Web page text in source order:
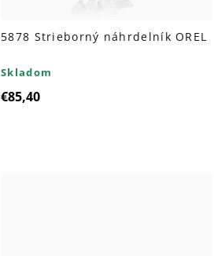
5878 Strieborný náhrdelník OREL
Skladom
€85,40